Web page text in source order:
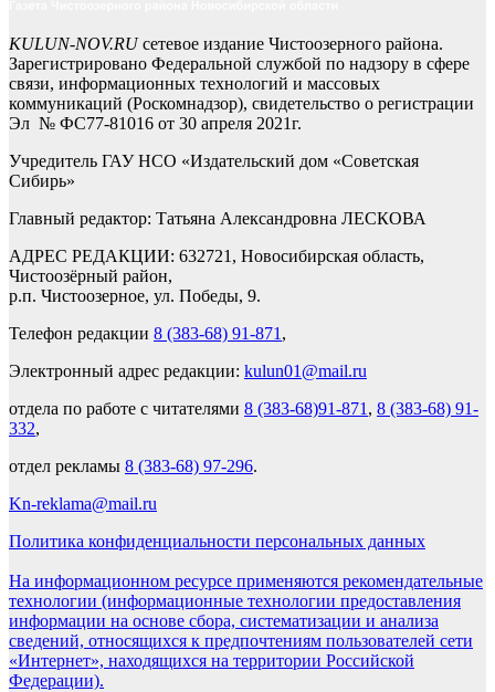
KULUN-NOV.RUсетевое издание Чистоозерного района.
Зарегистрировано Федеральной службой по надзору в сфере
связи, информационных технологий и массовых
коммуникаций (Роскомнадзор), свидетельство о регистрации
Эл № ФС77-81016 от 30 апреля 2021г.
Учредитель ГАУ НСО «Издательский дом «Советская
Сибирь»
Главный редактор: Татьяна Александровна ЛЕСКОВА
АДРЕС РЕДАКЦИИ: 632721, Новосибирская область,
Чистоозёрный район,
р.п. Чистоозерное, ул. Победы, 9.
Телефон редакции 8 (383-68) 91-871 ,
Электронный адрес редакции: kulun01@mail.ru
отдела по работе с читателями 8 (383-68)91-871 , 8 (383-68) 91-
332,
отдел рекламы 8 (383-68) 97-296.
Kn-reklama@mail.ru
Политика конфиденциальности персональных данных
На информационном ресурсе применяются рекомендательные
технологии (информационные технологии предоставления
информации на основе сбора, систематизации и анализа
сведений, относящихся к предпочтениям пользователей сети
«Интернет», находящихся на территории Российской
Федерации).